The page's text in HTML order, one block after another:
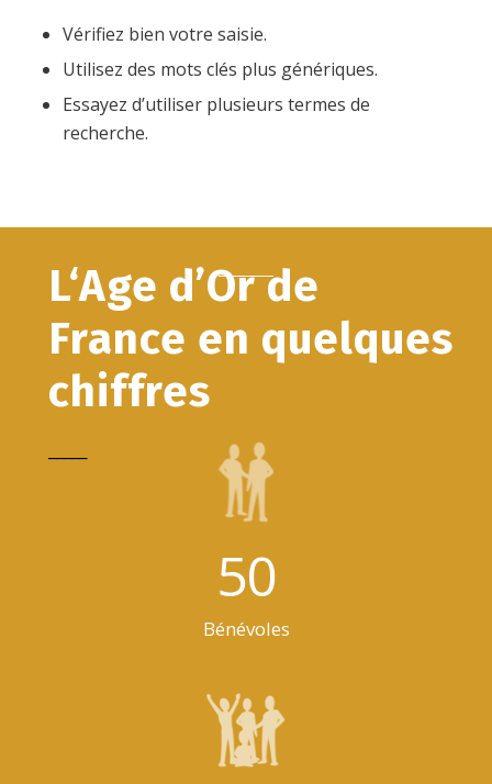
Vérifiez bien votre saisie.
Utilisez des mots clés plus génériques.
Essayez d’utiliser plusieurs termes de
recherche.
L‘Age d’Or de
France en quelques
chiffres
50
Bénévoles